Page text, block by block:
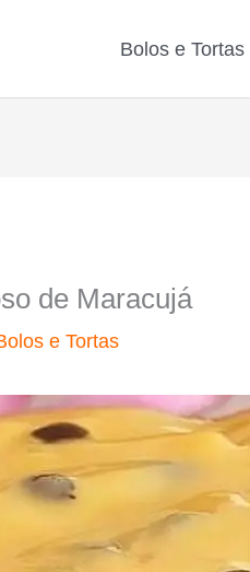
Bolos e Tortas
de Maracujá
e Tortas